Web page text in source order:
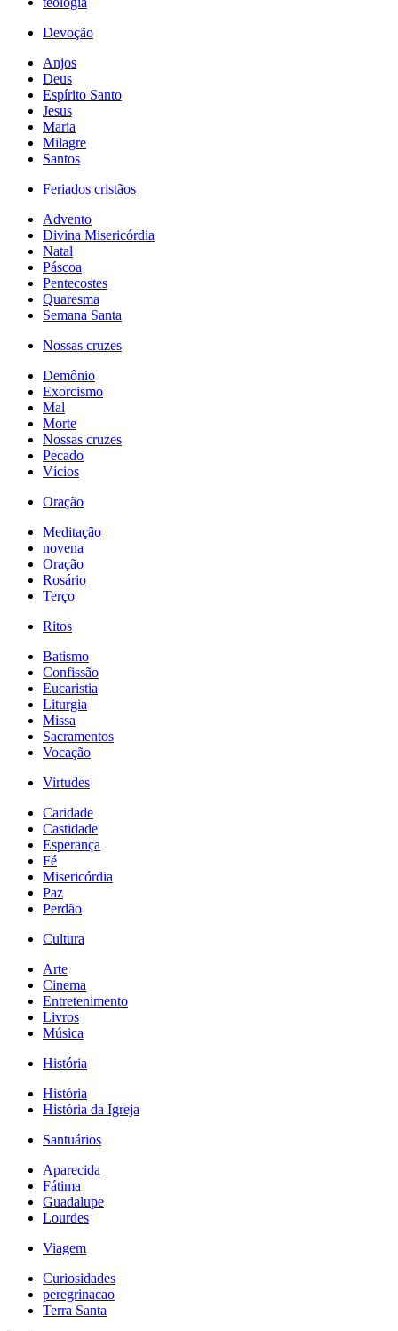
Devoção
Anjos
Deus
Espírito Santo
Jesus
Maria
Milagre
Santos
Feriados cristãos
Advento
Divina Misericórdia
Natal
Páscoa
Pentecostes
Quaresma
Semana Santa
Nossas cruzes
Demônio
Exorcismo
Mal
Morte
Nossas cruzes
Pecado
Vícios
Oração
Meditação
novena
Oração
Rosário
Terço
Ritos
Batismo
Confissão
Eucaristia
Liturgia
Missa
Sacramentos
Vocação
Virtudes
Caridade
Castidade
Esperança
Fé
Misericórdia
Paz
Perdão
Cultura
Arte
Cinema
Entretenimento
Livros
Música
História
História
História da Igreja
Santuários
Aparecida
Fátima
Guadalupe
Lourdes
Viagem
Curiosidades
peregrinacao
Terra Santa